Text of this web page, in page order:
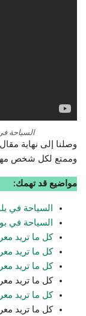
السياحة في أوردو
وصلنا إلى نهاية
وممتع لكل شخص
مواضيع قد تهمك:
السياحة في يلوا وأجمل 5
السياحة في بولو
كل ما تريد
كل ما تريد
كل ما تريد
كل ما تريد
كل ما تريد
كل ما تريد